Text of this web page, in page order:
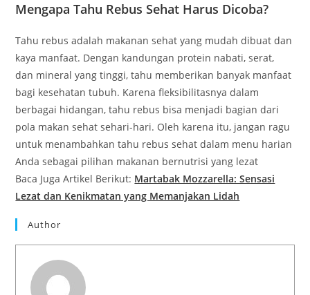
Mengapa Tahu Rebus Sehat Harus Dicoba?
Tahu rebus adalah makanan sehat yang mudah dibuat dan
kaya manfaat. Dengan kandungan protein nabati, serat,
dan mineral yang tinggi, tahu memberikan banyak manfaat
bagi kesehatan tubuh. Karena fleksibilitasnya dalam
berbagai hidangan, tahu rebus bisa menjadi bagian dari
pola makan sehat sehari-hari. Oleh karena itu, jangan ragu
untuk menambahkan tahu rebus sehat dalam menu harian
Anda sebagai pilihan makanan bernutrisi yang lezat
Baca Juga Artikel Berikut: Martabak Mozzarella: Sensasi
Lezat dan Kenikmatan yang Memanjakan Lidah
Author